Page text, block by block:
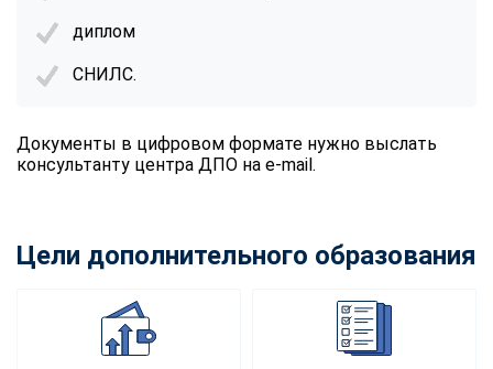
диплом
СНИЛС.
Документы в цифровом формате нужно выслать
консультанту центра ДПО на e-mail.
Цели дополнительного образования